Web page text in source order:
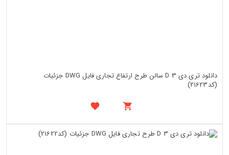
دانلود تری دی 3 D سالن طرح ارتفاع تجاری فایل DWG جزئیات
(کد21623)